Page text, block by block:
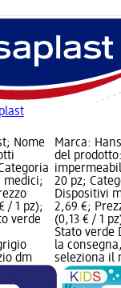
Nome
medici;
/ 1 pz);
verde
dm
Marca:
del
20 pz;
Dispositivi
2,69 €;
(0,13 € / 1
Stato verde
la
seleziona il